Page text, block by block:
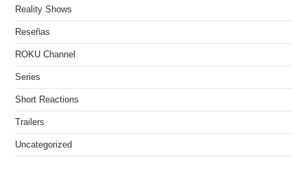
Reality Shows
Reseñas
ROKU Channel
Series
Short Reactions
Trailers
Uncategorized